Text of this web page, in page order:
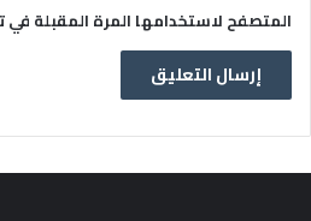
المتصفح لاستخدامها المرة المقبلة